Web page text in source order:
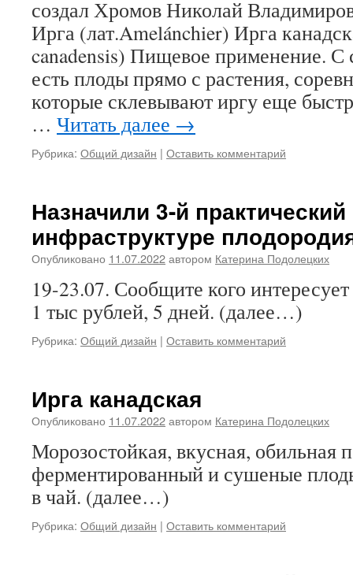
создал Хромов Николай
Ирга (лат.Amelánchier) Ирга
canadensis) Пищевое применение.
есть плоды прямо с растения,
которые склевывают иргу еще
… Читать далее →
Рубрика: Общий дизайн | Оставить комментарий
Назначили 3-й
инфраструктуре
Опубликовано 11.07.2022автором Катерина Подолецких
19-23.07. Сообщите кого
1 тыс рублей, 5 дней. (далее…)
Рубрика: Общий дизайн | Оставить комментарий
Ирга канадская
Опубликовано 11.07.2022автором Катерина Подолецких
Морозостойкая, вкусная, обильная
ферментированный и сушеные
в чай. (далее…)
Рубрика: Общий дизайн | Оставить комментарий